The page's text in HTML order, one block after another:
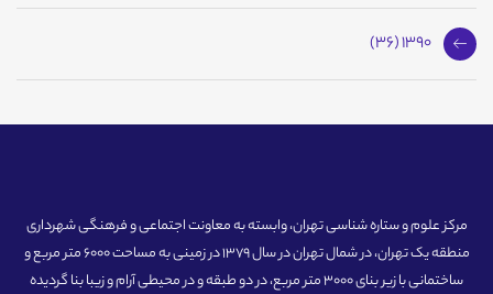
1390 (36)
مرکز علوم و ستاره شناسی تهران، وابسته به معاونت اجتماعی و فرهنگی شهرداری
منطقه یک تهران، در شمال تهران در سال 1379 در زمینی به مساحت 6000 متر مربع و
ساختمانی با زیر بنای 3000 متر مربع، در دو طبقه و در محیطی آرام و زیبا بنا گردیده